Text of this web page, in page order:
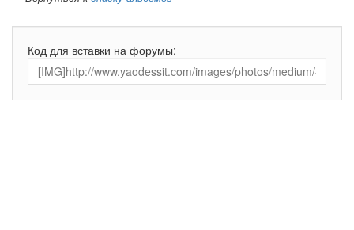
Код для вставки на форумы: